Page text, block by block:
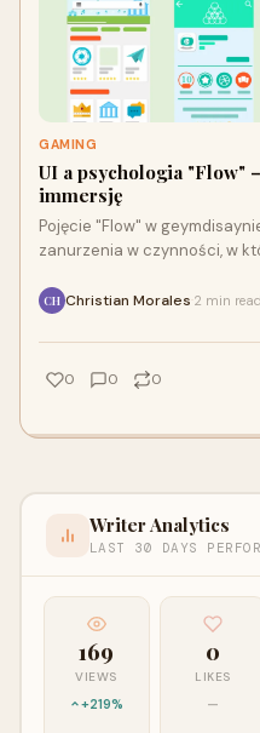
GAMING
UI a psychologia "Flow"
immersję
Pojęcie "Flow" w
zanurzenia w czynności, w
czasu. Osiągnięcie tego
CH Christian Morales 2 min read
0 0 0
Writer Analytics
LAST 30 DAYS
169
VIEWS
+219%
0
LIKES
—